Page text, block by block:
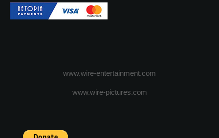
www.wire-entertainment.com
www.wire-pictures.com